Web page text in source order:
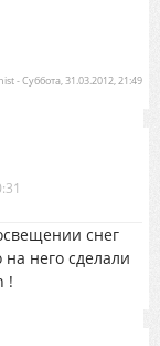
-Суббота, 31.03.2012, 21:49
снег
на него сделали
!